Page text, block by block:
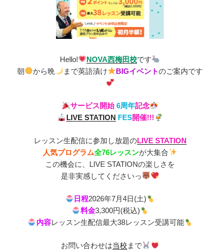
Hello! NOVA西梅田校です
朝
から晩 まで英語漬け BIGイベントのご案内です
サービス開始 6周年記念
LIVE STATION FES開催!!!
レッスン生配信に参加し放題のLIVE STATION
人気プログラム全76レッスンが大集合
この機会に、LIVE STATIONの楽しさを
是非実感してくださいっ
日程2026年7月4日(土)
料金3,300円(税込)
内容レッスン生配信最大38レッスン受講可能
お問い合わせは当校 まで